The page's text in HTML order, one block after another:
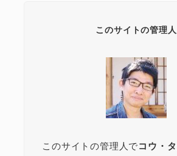
このサイトの管理人
このサイトの管理人でコウ・